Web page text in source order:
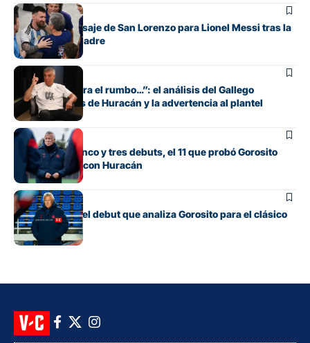
Fútbol
El sentido mensaje de San Lorenzo para Lionel Messi tras la
muerte de su padre
Fútbol
“Si no encuentra el rumbo…”: el análisis del Gallego
González antes de Huracán y la advertencia al plantel
Fútbol
Con línea de cinco y tres debuts, el 11 que probó Gorosito
para el clásico con Huracán
Fútbol
Los cambios y el debut que analiza Gorosito para el clásico
con Huracán